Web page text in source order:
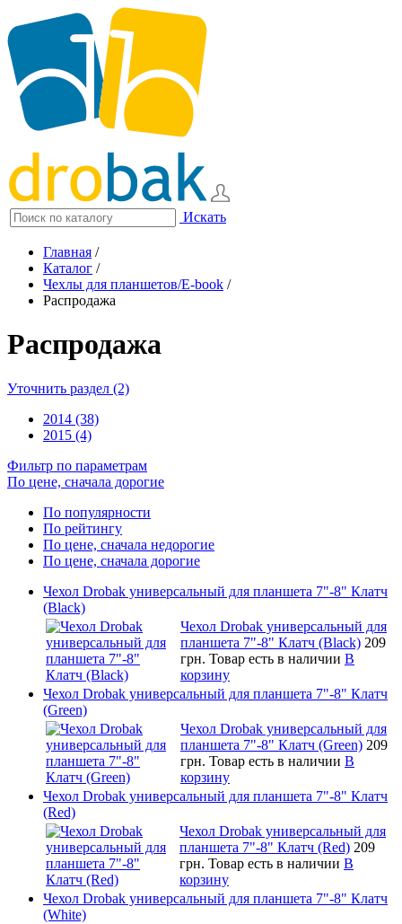
Искать
Главная /
Каталог /
Чехлы для планшетов/E-book /
Распродажа
Распродажа
Уточнить раздел (2)
2014 (38)
2015 (4)
Фильтр по параметрам
По цене, сначала дорогие
По популярности
По рейтингу
По цене, сначала недорогие
По цене, сначала дорогие
Чехол Drobak универсальный для планшета 7"-8" Клатч
(Black)
Чехол Drobak универсальный для
планшета 7"-8" Клатч (Black) 209
грн. Товар есть в наличии В
корзину
Чехол Drobak универсальный для планшета 7"-8" Клатч
(Green)
Чехол Drobak универсальный для
планшета 7"-8" Клатч (Green) 209
грн. Товар есть в наличии В
корзину
Чехол Drobak универсальный для планшета 7"-8" Клатч
(Red)
Чехол Drobak универсальный для
планшета 7"-8" Клатч (Red) 209
грн. Товар есть в наличии В
корзину
Чехол Drobak универсальный для планшета 7"-8" Клатч
(White)